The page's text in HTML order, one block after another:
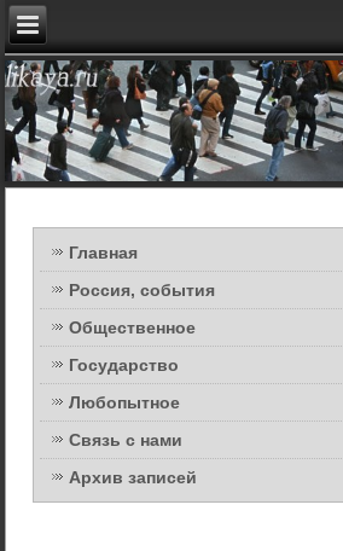
Главная
Россия, события
Общественное
Государство
Любопытное
Связь с нами
Архив записей